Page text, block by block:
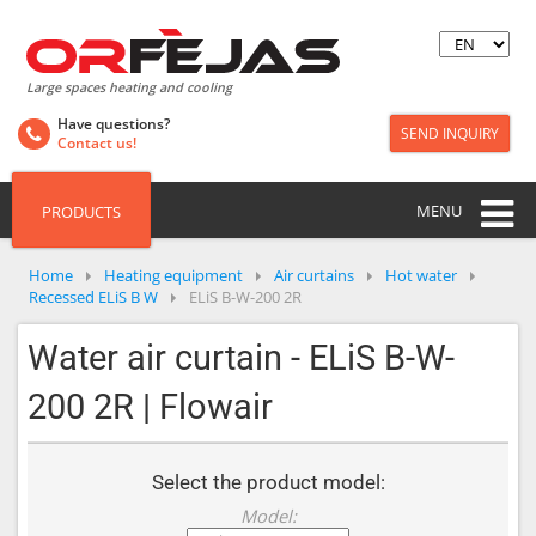
Large spaces heating and cooling
Have questions?
Contact us!
SEND INQUIRY
PRODUCTS MENU
Home Heating equipment Air curtains
Hot water
Recessed ELiS B W
ELiS B-W-200 2R
Water air curtain - ELiS B-W-
200 2R | Flowair
Select the product model:
Model: